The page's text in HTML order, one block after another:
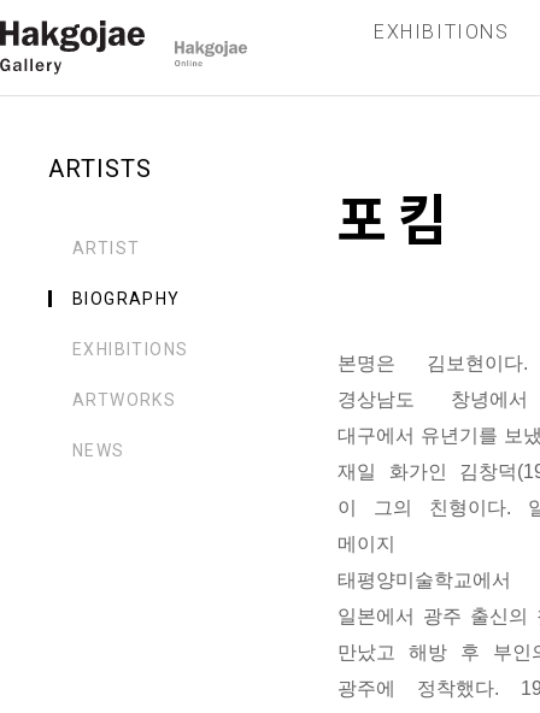
EXHIBITIONS
ARTISTS
ARTIST
BIOGRAPHY
EXHIBITIONS
ARTWORKS
NEWS
포 킴
본명은 김보현이다
경상남도 창녕에
대구에서 유년기를 보
재일 화가인 김창덕
이 그의 친형이다.
메이지 법
태평양미술학교에서
일본에서 광주 출신의
만났고 해방 후 부인
광주에 정착했다.